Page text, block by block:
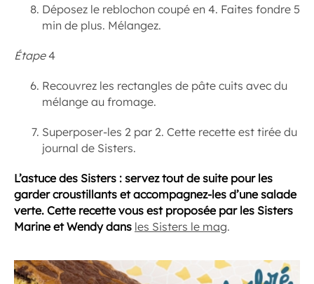
Déposez le reblochon coupé en 4. Faites fondre 5
min de plus. Mélangez.
Étape4
Recouvrez les rectangles de pâte cuits avec du
mélange au fromage.
Superposer-les 2 par 2. Cette recette est tirée du
journal de Sisters.
L’astuce des Sisters : servez tout de suite pour les
garder croustillants et accompagnez-les d’une salade
verte. Cette recette vous est proposée par les Sisters
Marine et Wendy dans les Sisters le mag.